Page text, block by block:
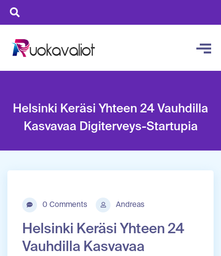
Helsinki Keräsi Yhteen 24 Vauhdilla
Kasvavaa Digiterveys-Startupia
0 Comments Andreas
Helsinki Keräsi Yhteen 24
Vauhdilla Kasvavaa